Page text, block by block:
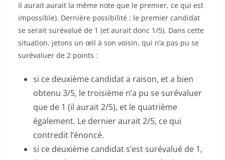
il aurait aurait la même note que le premier, ce qui est
impossible). Dernière possibilité : le premier candidat
se serait surévalué de 1 (et aurait donc 1/5). Dans cette
situation, jetons un œil à son voisin, qui n’a pas pu se
surévaluer de 2 points :
si ce deuxième candidat a raison, et a bien
obtenu 3/5, le troisième n’a pu se surévaluer
que de 1 (il aurait 2/5), et le quatrième
également. Le dernier aurait 2/5, ce qui
contredit l’énoncé.
si ce deuxième candidat s’est surévalué de 1,